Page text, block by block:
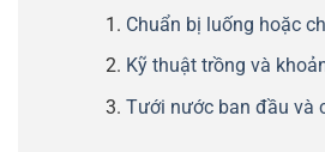
Chuẩn bị luống hoặc
Kỹ thuật trồng và
Tưới nước ban đầu và